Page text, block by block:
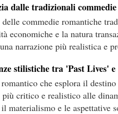
dalle tradizionali
commedie romantiche
economiche e la natura
narrazione più realistica e
stilistiche tra 'Past Lives'
che esplora il
critico e realistico alle
materialismo e le aspettative